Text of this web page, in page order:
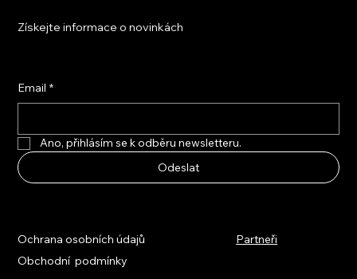
Získejte informace o novinkách
Email *
Ano, přihlásím se k odběru newsletteru.
Odeslat
Ochrana osobních údajů
Obchodní podmínky
Partneři